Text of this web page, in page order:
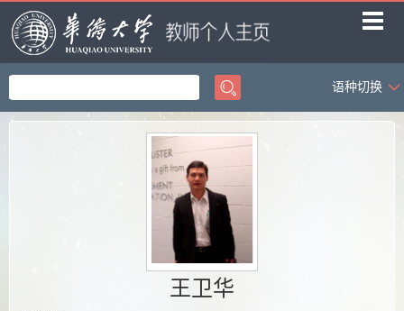
首页
语种切换
王卫华